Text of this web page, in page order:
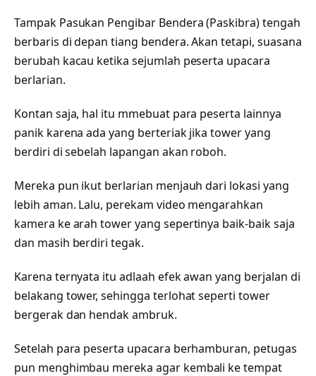
Tampak Pasukan Pengibar Bendera (Paskibra) tengah
berbaris di depan tiang bendera. Akan tetapi, suasana
berubah kacau ketika sejumlah peserta upacara
berlarian.
Kontan saja, hal itu mmebuat para peserta lainnya
panik karena ada yang berteriak jika tower yang
berdiri di sebelah lapangan akan roboh.
Mereka pun ikut berlarian menjauh dari lokasi yang
lebih aman. Lalu, perekam video mengarahkan
kamera ke arah tower yang sepertinya baik-baik saja
dan masih berdiri tegak.
Karena ternyata itu adlaah efek awan yang berjalan di
belakang tower, sehingga terlohat seperti tower
bergerak dan hendak ambruk.
Setelah para peserta upacara berhamburan, petugas
pun menghimbau mereka agar kembali ke tempat